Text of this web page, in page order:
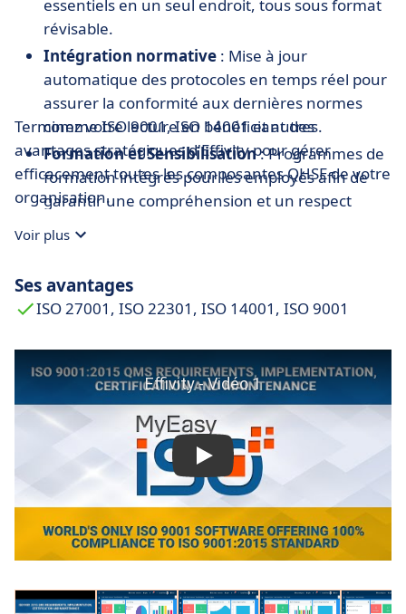
essentiels en un seul endroit, tous sous format
révisable.
Intégration normative : Mise à jour
automatique des protocoles en temps réel pour
assurer la conformité aux dernières normes
comme ISO 9001, ISO 14001 et autres.
Formation et Sensibilisation: Programmes de
formation intégrés pour les employés afin de
garantir une compréhension et un respect
Terminez votre lecture en bénéficiant des
avantages stratégiques d'Effivity pour gérer
efficacement toutes les composantes QHSE de votre
organisation.
Voir plus
Ses avantages
ISO 27001, ISO 22301, ISO 14001, ISO 9001